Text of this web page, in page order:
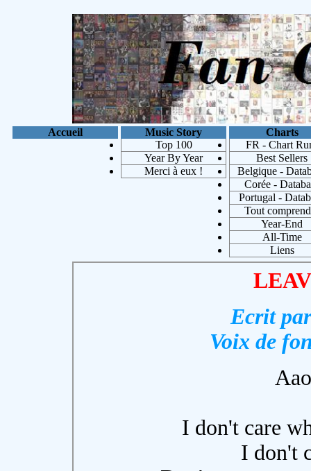
Accueil
Music Story
Top 100
Year By Year
Merci à eux !
Charts
FR - Chart
Best Sellers
Belgique -
Corée -
Portugal -
Tout
Year-End
All-Time
Liens